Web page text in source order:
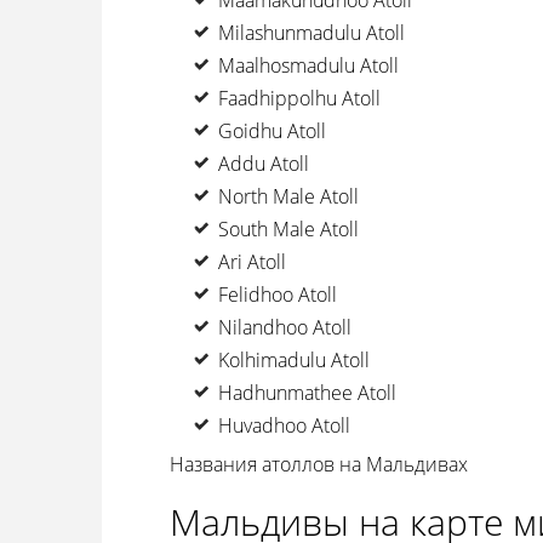
Milashunmadulu Atoll
Maalhosmadulu Atoll
Faadhippolhu Atoll
Goidhu Atoll
Addu Atoll
North Male Atoll
South Male Atoll
Ari Atoll
Felidhoo Atoll
Nilandhoo Atoll
Kolhimadulu Atoll
Hadhunmathee Atoll
Huvadhoo Atoll
Названия атоллов на Мальдивах
Мальдивы на карте